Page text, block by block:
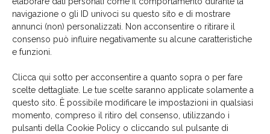
navigazione o gli ID univoci su questo sito e di mostrare
annunci (non) personalizzati. Non acconsentire o ritirare il
consenso può influire negativamente su alcune caratteristiche
e funzioni.
Clicca qui sotto per acconsentire a quanto sopra o per fare
scelte dettagliate. Le tue scelte saranno applicate solamente a
questo sito. È possibile modificare le impostazioni in qualsiasi
momento, compreso il ritiro del consenso, utilizzando i
pulsanti della Cookie Policy o cliccando sul pulsante di